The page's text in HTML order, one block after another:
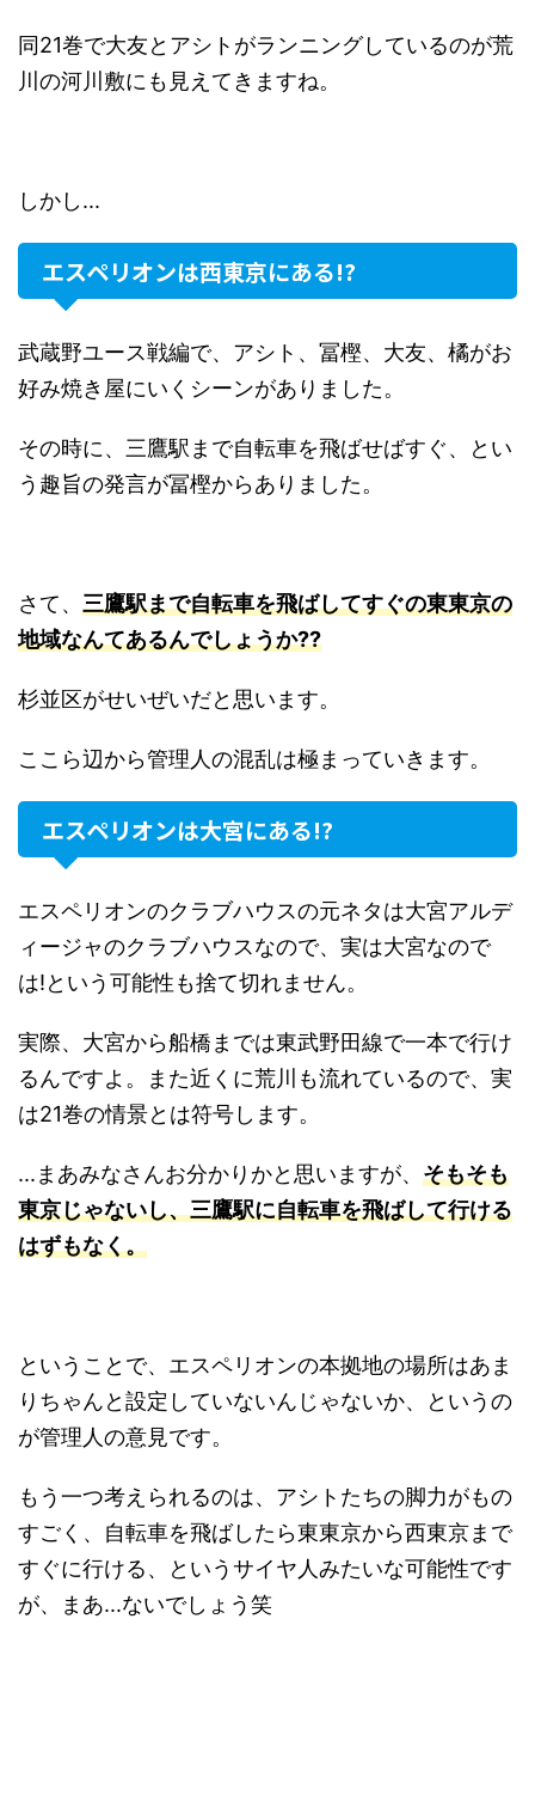
同21巻で大友とアシトがランニングしているのが荒
川の河川敷にも見えてきますね。
しかし...
エスペリオンは西東京にある!?
武蔵野ユース戦編で、アシト、冨樫、大友、橘がお
好み焼き屋にいくシーンがありました。
その時に、三鷹駅まで自転車を飛ばせばすぐ、とい
う趣旨の発言が冨樫からありました。
さて、 三鷹駅まで自転車を飛ばしてすぐの東東京の
地域なんてあるんでしょうか??
杉並区がせいぜいだと思います。
ここら辺から管理人の混乱は極まっていきます。
エスペリオンは大宮にある!?
エスペリオンのクラブハウスの元ネタは大宮アルデ
ィージャのクラブハウスなので、実は大宮なので
は!という可能性も捨て切れません。
実際、大宮から船橋までは東武野田線で一本で行け
るんですよ。また近くに荒川も流れているので、実
は21巻の情景とは符号します。
...まあみなさんお分かりかと思いますが、 そもそも
東京じゃないし、三鷹駅に自転車を飛ばして行ける
はずもなく。
ということで、エスペリオンの本拠地の場所はあま
りちゃんと設定していないんじゃないか、というの
が管理人の意見です。
もう一つ考えられるのは、アシトたちの脚力がもの
すごく、自転車を飛ばしたら東東京から西東京まで
すぐに行ける、というサイヤ人みたいな可能性です
が、まあ...ないでしょう笑